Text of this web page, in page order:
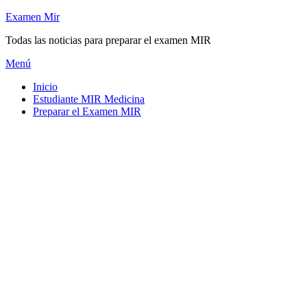
Saltar
contenido
Examen Mir
Todas las noticias para preparar el examen MIR
Menú
Inicio
Estudiante MIR Medicina
Preparar el Examen MIR